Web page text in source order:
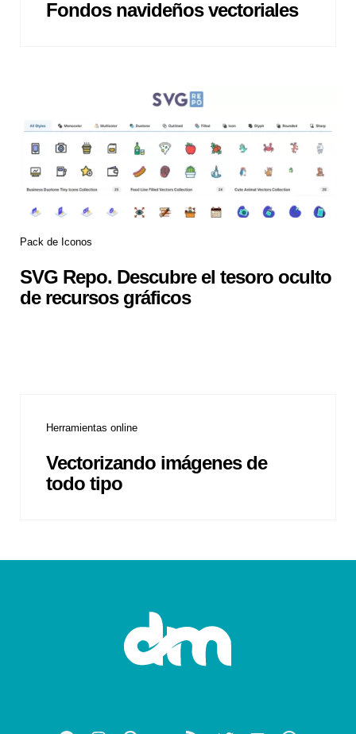
Fondos navideños vectoriales
Pack de Iconos
SVG Repo. Descubre el tesoro oculto
de recursos gráficos
Herramientas online
Vectorizando imágenes de
todo tipo